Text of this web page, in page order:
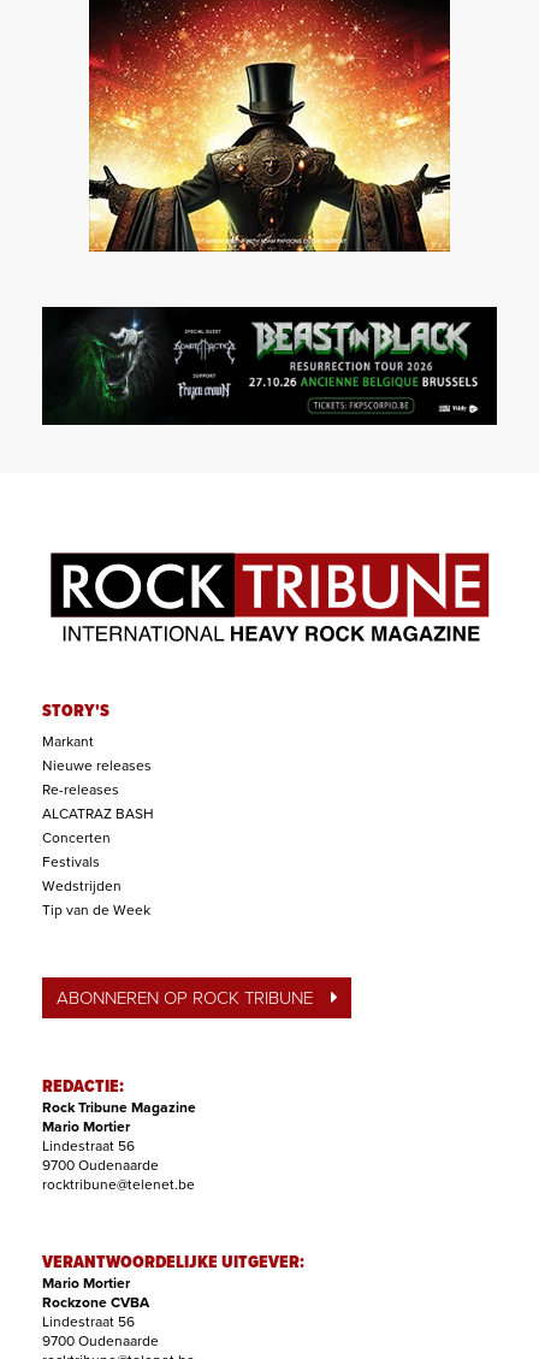
STORY'S
Markant
Nieuwe releases
Re-releases
ALCATRAZ BASH
Concerten
Festivals
Wedstrijden
Tip van de Week
ABONNEREN OP ROCK TRIBUNE
REDACTIE:
Rock Tribune Magazine
Mario Mortier
Lindestraat 56
9700 Oudenaarde
rocktribune@telenet.be
VERANTWOORDELIJKE UITGEVER:
Mario Mortier
Rockzone CVBA
Lindestraat 56
9700 Oudenaarde